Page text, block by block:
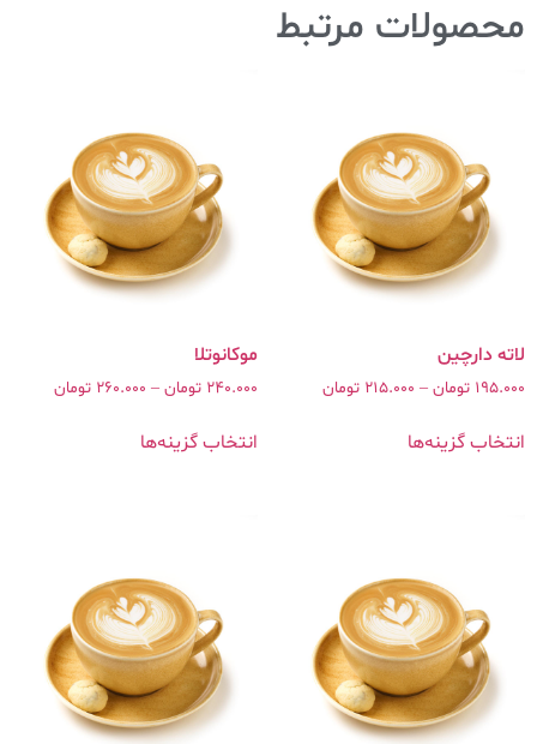
محصولات مرتبط
195.000 تومان –
215.000 تومان
انتخاب گزینه‌ها
240.000 تومان –
260.000 تومان
انتخاب گزینه‌ها